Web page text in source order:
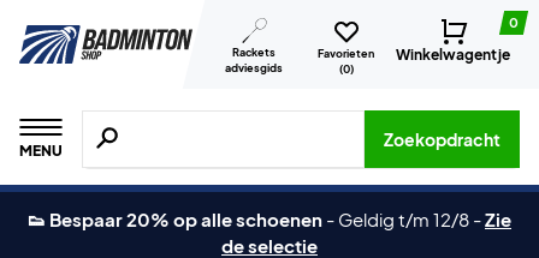
Rackets
adviesgids
Favorieten
(0)
0
Winkelwagentje
MENU
Zoeken naar producten, merken etc.
Zoekopdracht
👟 Bespaar 20% op alle schoenen - Geldig t/m 12/8 -Zie
de selectie